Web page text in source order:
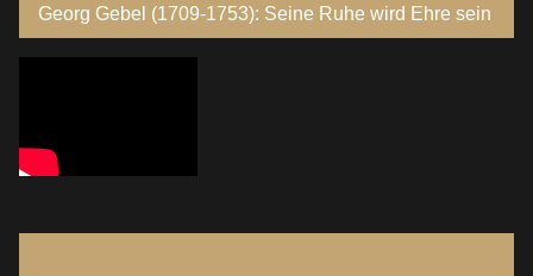
Georg Gebel (1709-1753): Seine Ruhe wird Ehre sein